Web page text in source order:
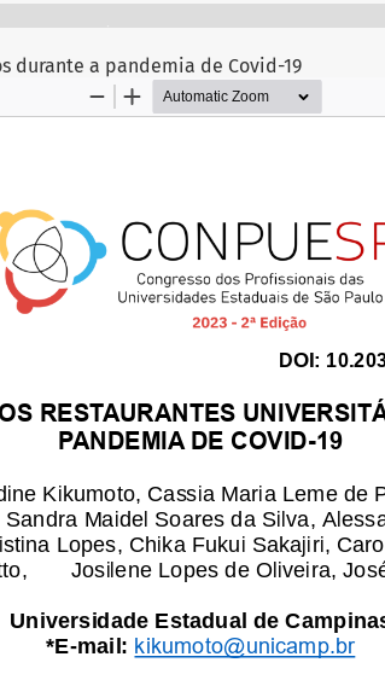
durante a pandemia de Covid-19